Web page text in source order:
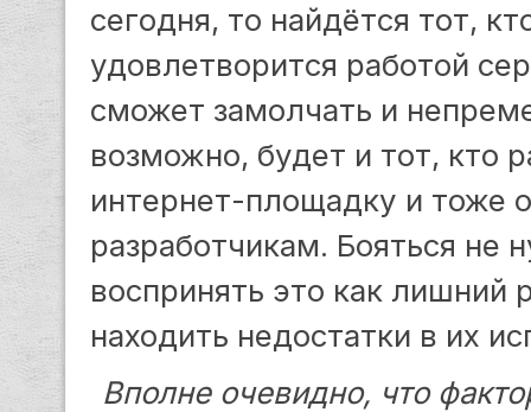
сегодня, то найдётся тот,
удовлетворится работой
сможет замолчать и
возможно, будет и тот, кто
интернет-площадку и тоже
разработчикам. Бояться не
воспринять это как лишний
находить недостатки в их
Вполне очевидно, что